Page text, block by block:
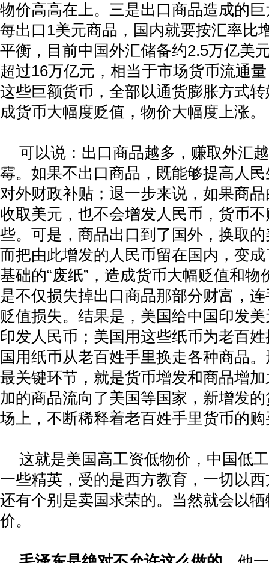
物价高高在上。三是出口商品造成的
每出口 1美元商品，国内就要按汇率比
平衡，目前中国外汇储备约2.5万亿美
超过16万亿元，相当于市场货币流通
这些巨额货币，全部以通货膨胀方式
成货币大幅度贬值，物价大幅度上涨。
可以说：出口商品越多，赚取外汇
霉。如果不出口商品，既能够提高人
对外财政补贴；退一步来说，如果商
收取美元，也不会增发人民币，货币
些。可是，商品出口到了国外，换取
而把由此增发的人民币留在国内，变
基础的“废纸”，造成货币大幅贬值和物
是不仅损失掉出口商品那部分财富，
贬值损失。结果是，美国给中国印发
印发人民币；美国用这些纸币为老百
国用纸币从老百姓手里换走各种商品
最关键环节，就是货币增发和商品增
加的商品流向了美国等国家，新增发
场上，不断稀释着老百姓手里货币的
这就是美国高工资低物价，中国低
一些精英，受的是西方教育，一切以
还有个别是卖国求荣的。当然就会以
价。